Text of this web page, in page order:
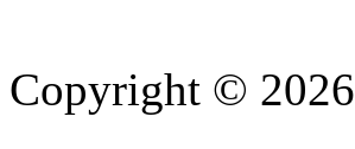
Copyright © 2026